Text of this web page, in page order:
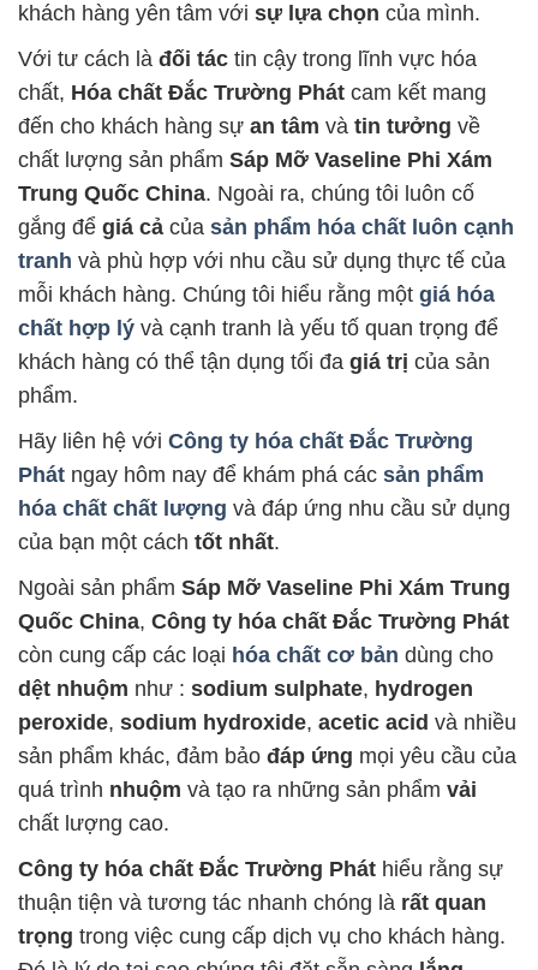
khách hàng yên tâm với sự lựa chọn của mình.
Với tư cách là đối tác tin cậy trong lĩnh vực hóa
chất, Hóa chất Đắc Trường Phát cam kết mang
đến cho khách hàng sự an tâm và tin tưởng về
chất lượng sản phẩm Sáp Mỡ Vaseline Phi Xám
Trung Quốc China. Ngoài ra, chúng tôi luôn cố
gắng để giá cả của sản phẩm hóa chất luôn cạnh
tranh và phù hợp với nhu cầu sử dụng thực tế của
mỗi khách hàng. Chúng tôi hiểu rằng một giá hóa
chất hợp lý và cạnh tranh là yếu tố quan trọng để
khách hàng có thể tận dụng tối đa giá trị của sản
phẩm.
Hãy liên hệ với Công ty hóa chất Đắc Trường
Phát ngay hôm nay để khám phá các sản phẩm
hóa chất chất lượng và đáp ứng nhu cầu sử dụng
của bạn một cách tốt nhất.
Ngoài sản phẩm Sáp Mỡ Vaseline Phi Xám Trung
Quốc China, Công ty hóa chất Đắc Trường Phát
còn cung cấp các loại hóa chất cơ bản dùng cho
dệt nhuộm như : sodium sulphate, hydrogen
peroxide, sodium hydroxide, acetic acid và nhiều
sản phẩm khác, đảm bảo đáp ứng mọi yêu cầu của
quá trình nhuộm và tạo ra những sản phẩm vải
chất lượng cao.
Công ty hóa chất Đắc Trường Phát hiểu rằng sự
thuận tiện và tương tác nhanh chóng là rất quan
trọng trong việc cung cấp dịch vụ cho khách hàng.